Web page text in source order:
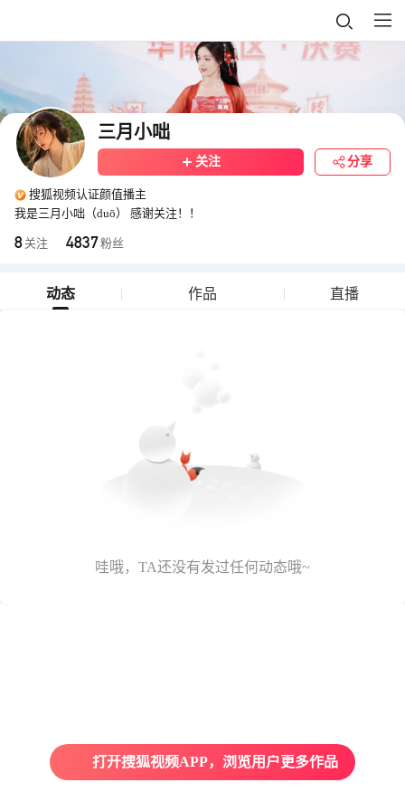
三月小咄
关注 分享
搜狐视频认证颜值播主
我是三月小咄（duō） 感谢关注！！
8 关注 4837粉丝
动态 作品 直播
哇哦，TA还没有发过任何动态哦~
打开搜狐视频APP，浏览用户更多作品